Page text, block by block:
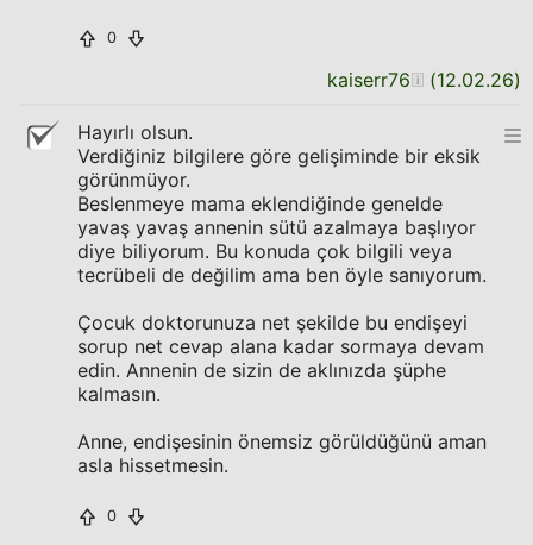
0
kaiserr76 (12.02.26)
Hayırlı olsun.
Verdiğiniz bilgilere göre gelişiminde bir eksik
görünmüyor.
Beslenmeye mama eklendiğinde genelde
yavaş yavaş annenin sütü azalmaya başlıyor
diye biliyorum. Bu konuda çok bilgili veya
tecrübeli de değilim ama ben öyle sanıyorum.
Çocuk doktorunuza net şekilde bu endişeyi
sorup net cevap alana kadar sormaya devam
edin. Annenin de sizin de aklınızda şüphe
kalmasın.
Anne, endişesinin önemsiz görüldüğünü aman
asla hissetmesin.
0